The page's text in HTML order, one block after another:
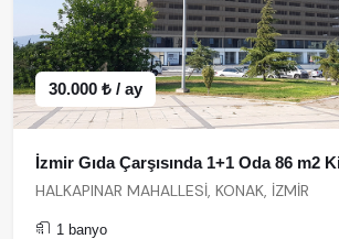
30.000 ₺ / ay
İzmir Gıda Çarşısında 1+1 Oda 86 m2
HALKAPINAR MAHALLESİ, KONAK, İZMİR
1 banyo